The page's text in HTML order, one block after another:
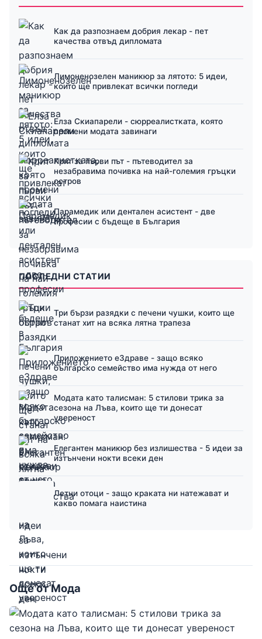
Как да разпознаем добрия лекар - пет
качества отвъд дипломата
Лимоненозелен маникюр за лятото: 5 идеи,
които ще привлекат всички погледи
Елза Скиапарели - сюрреалистката, която
промени модата завинаги
Крит за първи път - пътеводител за
незабравима почивка на най-големия гръцки
остров
Парамедик или дентален асистент - две
професии с бъдеще в България
ПОСЛЕДНИ СТАТИИ
Три бързи разядки с печени чушки, които ще
станат хит на всяка лятна трапеза
Приложението еЗдраве - защо всяко
българско семейство има нужда от него
Модата като талисман: 5 стилови трика за
сезона на Лъва, които ще ти донесат
увереност
Елегантен маникюр без излишества - 5 идеи за
изтънчени нокти всеки ден
Летни отоци - защо краката ни натежават и
какво помага наистина
Още от Мода